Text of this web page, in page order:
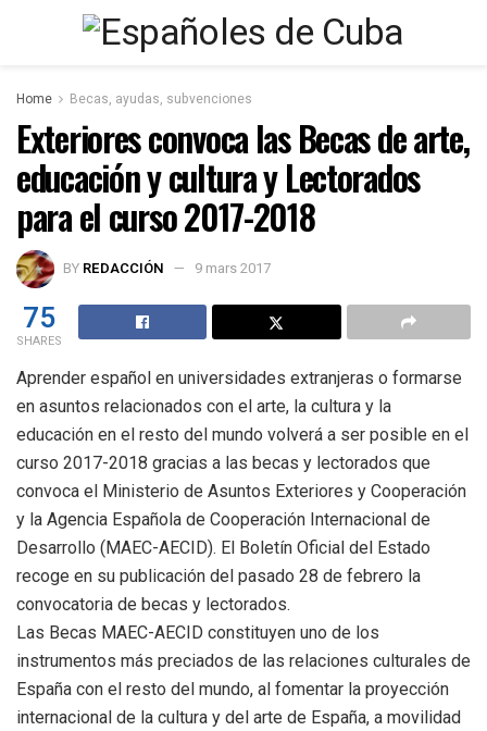
Home Becas, ayudas, subvenciones
Exteriores convoca las Becas de arte,
educación y cultura y Lectorados
para el curso 2017-2018
BY REDACCIÓN 9 mars 2017
75
SHARES
Aprender español en universidades extranjeras o formarse
en asuntos relacionados con el arte, la cultura y la
educación en el resto del mundo volverá a ser posible en el
curso 2017-2018 gracias a las becas y lectorados que
convoca el Ministerio de Asuntos Exteriores y Cooperación
y la Agencia Española de Cooperación Internacional de
Desarrollo (MAEC-AECID). El Boletín Oficial del Estado
recoge en su publicación del pasado 28 de febrero la
convocatoria de becas y lectorados.
Las Becas MAEC-AECID constituyen uno de los
instrumentos más preciados de las relaciones culturales de
España con el resto del mundo, al fomentar la proyección
internacional de la cultura y del arte de España, a movilidad